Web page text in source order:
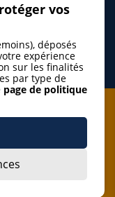
de la
vos
déposés
expérience
sur les finalités
par type de
page de politique